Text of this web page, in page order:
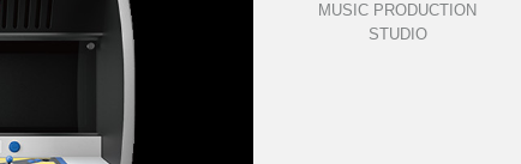
MUSIC PRODUCTION
STUDIO